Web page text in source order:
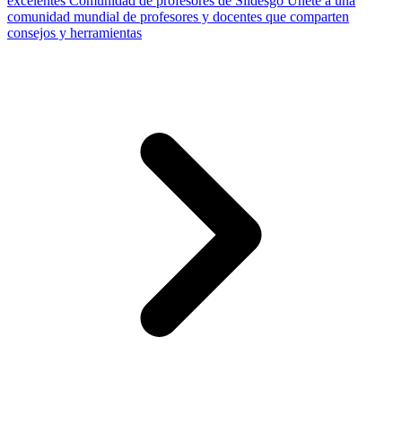
comunidad mundial de profesores y docentes que comparten
consejos y herramientas